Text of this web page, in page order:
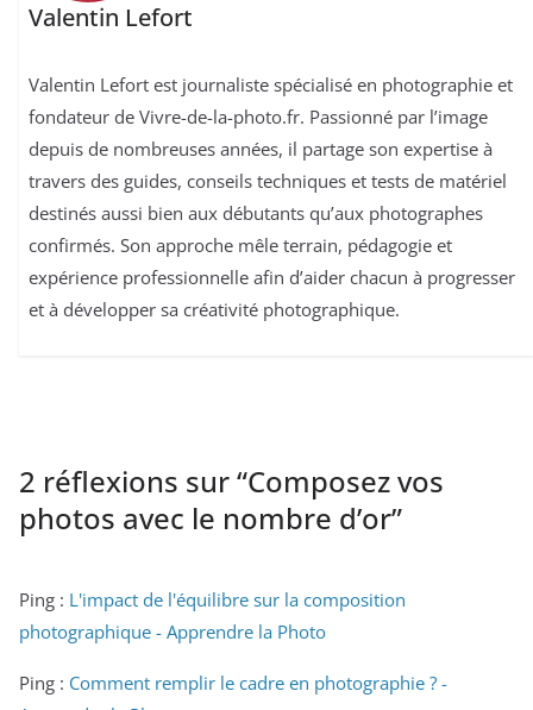
Valentin Lefort
Valentin Lefort est journaliste spécialisé en photographie et
fondateur de Vivre-de-la-photo.fr. Passionné par l’image
depuis de nombreuses années, il partage son expertise à
travers des guides, conseils techniques et tests de matériel
destinés aussi bien aux débutants qu’aux photographes
confirmés. Son approche mêle terrain, pédagogie et
expérience professionnelle afin d’aider chacun à progresser
et à développer sa créativité photographique.
2 réflexions sur “Composez vos
photos avec le nombre d’or”
Ping : L'impact de l'équilibre sur la composition
photographique - Apprendre la Photo
Ping : Comment remplir le cadre en photographie ? -